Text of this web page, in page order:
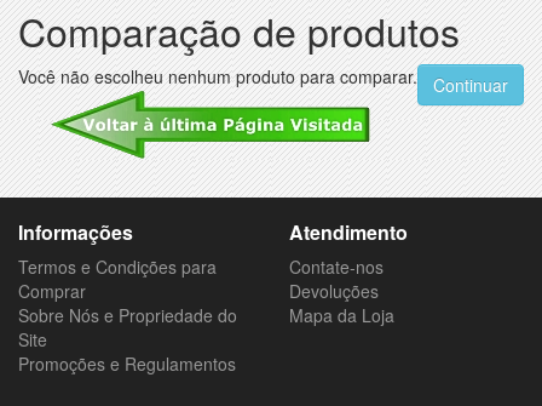
Comparação de produtos
Você não escolheu nenhum produto para comparar. Continuar
Informações
Termos e Condições para
Comprar
Sobre Nós e Propriedade do
Site
Promoções e Regulamentos
Atendimento
Contate-nos
Devoluções
Mapa da Loja